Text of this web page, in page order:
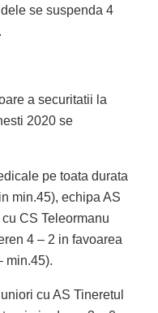
se suspenda 4
a securitatii la
2020 se
pe toata durata
min.45), echipa AS
CS Teleormanu
4 – 2 in favoarea
min.45).
cu AS Tineretul